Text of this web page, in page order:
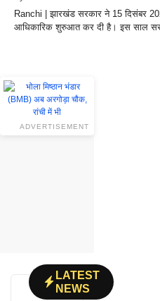
Ranchi | झारखंड सरकार ने 15 दिसंबर
आधिकारिक शुरुआत कर दी है। इस साल
ADVERTISEMENT
LATEST
NEWS